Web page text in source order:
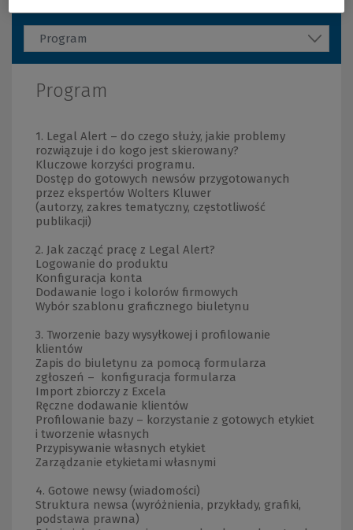
Program
Program
1. Legal Alert – do czego służy, jakie problemy
rozwiązuje i do kogo jest skierowany?
Kluczowe korzyści programu.
Dostęp do gotowych newsów przygotowanych
przez ekspertów Wolters Kluwer
(autorzy, zakres tematyczny, częstotliwość
publikacji)
2. Jak zacząć pracę z Legal Alert?
Logowanie do produktu
Konfiguracja konta
Dodawanie logo i kolorów firmowych
Wybór szablonu graficznego biuletynu
3. Tworzenie bazy wysyłkowej i profilowanie
klientów
Zapis do biuletynu za pomocą formularza
zgłoszeń – konfiguracja formularza
Import zbiorczy z Excela
Ręczne dodawanie klientów
Profilowanie bazy – korzystanie z gotowych etykiet
i tworzenie własnych
Przypisywanie własnych etykiet
Zarządzanie etykietami własnymi
4. Gotowe newsy (wiadomości)
Struktura newsa (wyróżnienia, przykłady, grafiki,
podstawa prawna)